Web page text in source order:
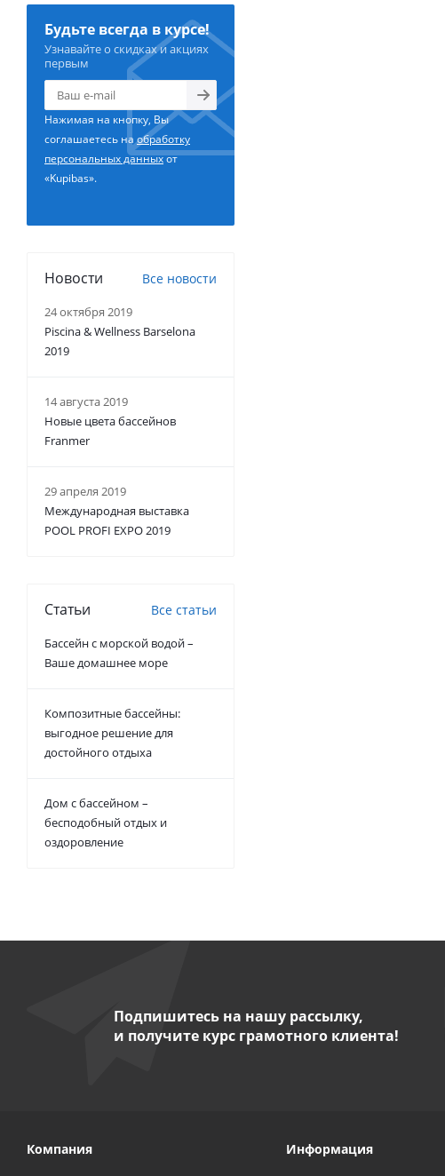
Будьте всегда в курсе!
Узнавайте о скидках и акциях
первым
Нажимая на кнопку, Вы
соглашаетесь наобработку
персональных данныхот
«Kupibas».
Новости Все новости
24 октября 2019
Piscina & Wellness Barselona
2019
14 августа 2019
Новые цвета бассейнов
Franmer
29 апреля 2019
Международная выставка
POOL PROFI EXPO 2019
Статьи Все статьи
Бассейн с морской водой –
Ваше домашнее море
Композитные бассейны:
выгодное решение для
достойного отдыха
Дом с бассейном –
бесподобный отдых и
оздоровление
Подпишитесь на нашу рассылку,
и получите курс грамотного клиента!
Компания Информация